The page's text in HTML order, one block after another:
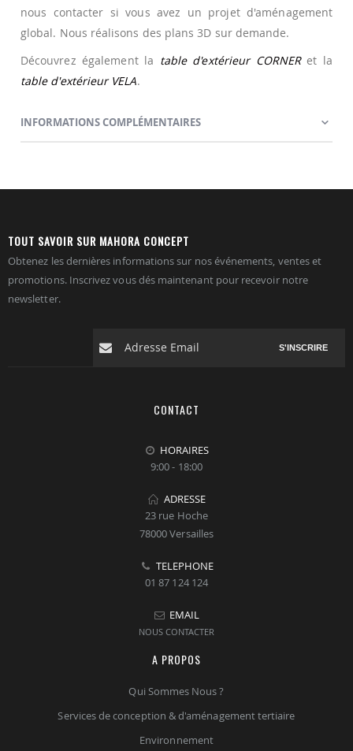
nous contacter si vous avez un projet d'aménagement
global. Nous réalisons des plans 3D sur demande.
Découvrez également la table d'extérieur CORNERet la
table d'extérieur VELA.
INFORMATIONS COMPLÉMENTAIRES
TOUT SAVOIR SUR MAHORA CONCEPT
Obtenez les dernières informations sur nos événements, ventes et
promotions. Inscrivez vous dés maintenant pour recevoir notre
newsletter.
S'INSCRIRE
CONTACT
HORAIRES
9:00 - 18:00
ADRESSE
23 rue Hoche
78000 Versailles
TELEPHONE
01 87 124 124
EMAIL
NOUS CONTACTER
A PROPOS
Qui Sommes Nous ?
Services de conception & d'aménagement tertiaire
Environnement